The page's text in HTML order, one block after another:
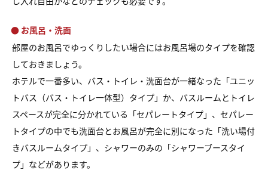
● お風呂・洗面
部屋のお風呂でゆっくりしたい場合にはお風呂場のタイプを確認
しておきましょう。
ホテルで一番多い、バス・トイレ・洗面台が一緒なった「ユニッ
トバス（バス・トイレ一体型）タイプ」か、バスルームとトイレ
スペースが完全に分かれている「セパレートタイプ」、セパレー
トタイプの中でも洗面台とお風呂が完全に別になった「洗い場付
きバスルームタイプ」、シャワーのみの「シャワーブースタイ
プ」などがあります。